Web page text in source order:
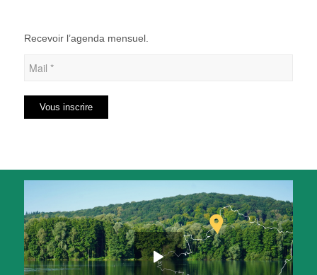
Recevoir l’agenda mensuel.